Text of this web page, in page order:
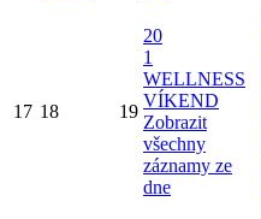
17 18 19
20
1
WELLNESS
VÍKEND
Zobrazit
všechny
záznamy ze
dne